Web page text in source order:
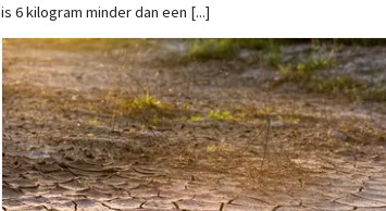
is 6 kilogram minder dan een [...]